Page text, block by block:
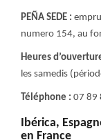
PEÑA SEDE :
numero 154, au
Heures
les samedis
Téléphone : 07 89
Ibérica,
en France